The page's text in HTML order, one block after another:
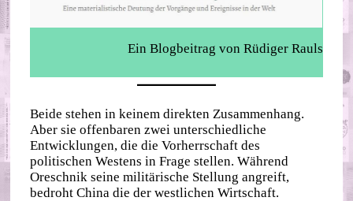
Ein Blogbeitrag von Rüdiger Rauls
Beide stehen in keinem direkten Zusammenhang.
Aber sie offenbaren zwei unterschiedliche
Entwicklungen, die die Vorherrschaft des
politischen Westens in Frage stellen. Während
Oreschnik seine militärische Stellung angreift,
bedroht China die der westlichen Wirtschaft.